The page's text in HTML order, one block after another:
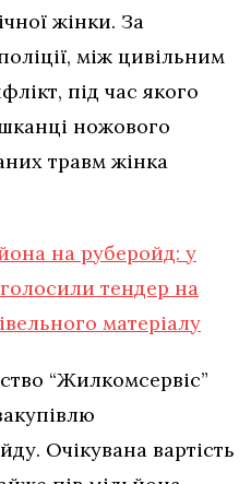
жінки. За
між цивільним
під час якого
ножового
травм жінка
на руберойд: у
тендер на
матеріалу
“Жилкомсервіс”
Очікувана вартість